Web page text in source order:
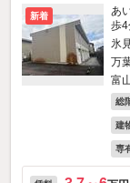
新着
あ
歩4
氷
万
富
総
建
専